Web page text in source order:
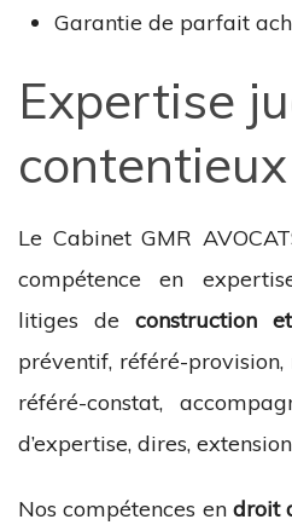
Garantie de parfait
Expertise
contentieux
Le Cabinet GMR
compétence en
litiges de construction
préventif, référé-provision,
référé-constat,
d’expertise, dires,
Nos compétences en droit